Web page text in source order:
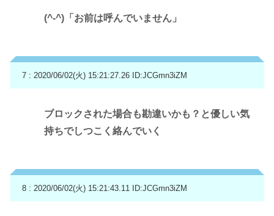
(^-^)「お前は呼んでいません」
7 : 2020/06/02(火) 15:21:27.26 ID:JCGmn3iZM
ブロックされた場合も勘違いかも？と優しい気
持ちでしつこく絡んでいく
8 : 2020/06/02(火) 15:21:43.11 ID:JCGmn3iZM